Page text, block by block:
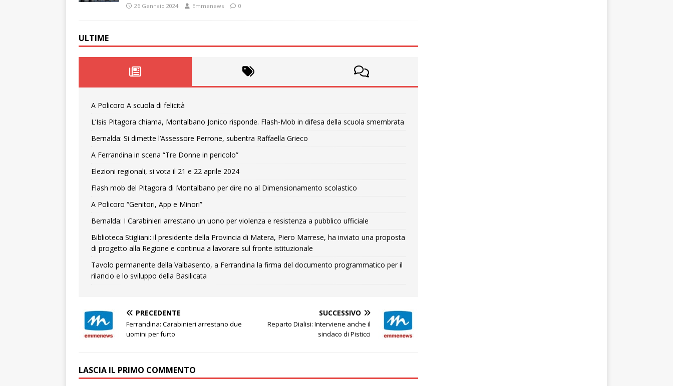
26 Gennaio 2024 Emmenews 0
ULTIME
A Policoro A scuola di felicità
L’Isis Pitagora chiama, Montalbano Jonico risponde. Flash-Mob in difesa della scuola smembrata
Bernalda: Si dimette l’Assessore Perrone, subentra Raffaella Grieco
A Ferrandina in scena “Tre Donne in pericolo”
Elezioni regionali, si vota il 21 e 22 aprile 2024
Flash mob del Pitagora di Montalbano per dire no al Dimensionamento scolastico
A Policoro “Genitori, App e Minori”
Bernalda: I Carabinieri arrestano un uono per violenza e resistenza a pubblico ufficiale
Biblioteca Stigliani: il presidente della Provincia di Matera, Piero Marrese, ha inviato una proposta
di progetto alla Regione e continua a lavorare sul fronte istituzionale
Tavolo permanente della Valbasento, a Ferrandina la firma del documento programmatico per il
rilancio e lo sviluppo della Basilicata
PRECEDENTE
Ferrandina: Carabinieri arrestano due
uomini per furto
SUCCESSIVO
Reparto Dialisi: Interviene anche il
sindaco di Pisticci
LASCIA IL PRIMO COMMENTO